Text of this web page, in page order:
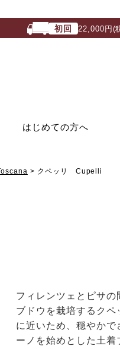
初回 22,000円(
はじめての方へ
クペッリ Cupelli
フィレンツェとピサ
ブドウを栽培するクペ
に近いため、穏やか
ーノを始めとした土